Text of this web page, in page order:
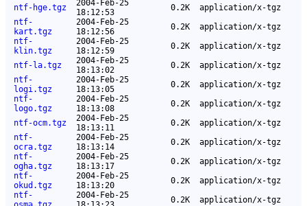
ntf-hge.tgz
2004-Feb-25
18:12:53
0.2K
application/x-tgz
ntf-
kart.tgz
2004-Feb-25
18:12:56
0.2K
application/x-tgz
ntf-
klin.tgz
2004-Feb-25
18:12:59
0.2K
application/x-tgz
ntf-la.tgz
2004-Feb-25
18:13:02
0.2K
application/x-tgz
ntf-
logi.tgz
2004-Feb-25
18:13:05
0.2K
application/x-tgz
ntf-
logo.tgz
2004-Feb-25
18:13:08
0.2K
application/x-tgz
ntf-ocm.tgz
2004-Feb-25
18:13:11
0.2K
application/x-tgz
ntf-
ocra.tgz
2004-Feb-25
18:13:14
0.2K
application/x-tgz
ntf-
ogha.tgz
2004-Feb-25
18:13:17
0.2K
application/x-tgz
ntf-
okud.tgz
2004-Feb-25
18:13:20
0.2K
application/x-tgz
ntf-
2004-Feb-25
0.2K
application/x-tgz